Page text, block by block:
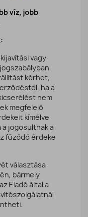
víz, jobb
vagy
kérhet,
ha a
nem
megfelelő
kímélve
jogosultnak a
fűződő érdeke
választása
bármely
Eladó által a